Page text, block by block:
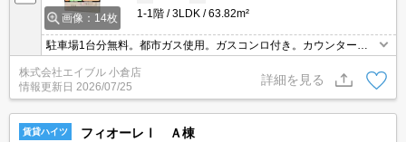
画像：14枚
1-1階
3LDK 63.82m²
駐車場1台分無料。都市ガス使用。ガスコンロ付き。カウンターキ
株式会社エイブル 小倉店
情報更新日 2026/07/25
詳細を見る
賃貸ハイツ フィオーレⅠ Ａ棟